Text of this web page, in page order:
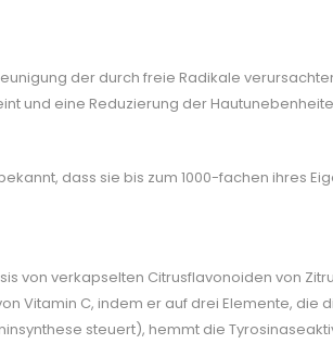
der durch freie Radikale
und eine Reduzierung der
dass sie bis zum 1000-fachen ihres
von verkapselten Citrusflavonoiden von
Vitamin C, indem er auf drei Elemente, die
steuert), hemmt die